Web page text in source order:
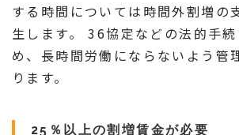
する時間については時間外割増の
生します。 36協定などの法的手
め、長時間労働にならないよう管
ります。
25％以上の割増賃金が必要